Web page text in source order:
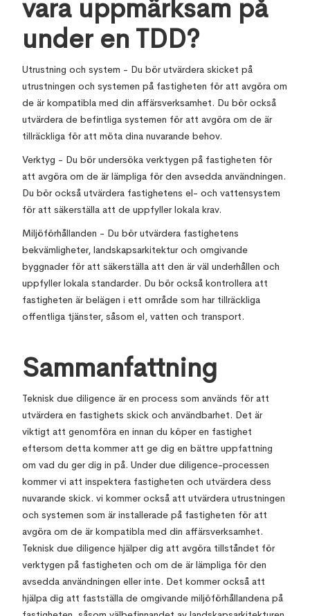
vara uppmärksam på
under en TDD?
Utrustning och system - Du bör utvärdera skicket på
utrustningen och systemen på fastigheten för att avgöra om
de är kompatibla med din affärsverksamhet. Du bör också
utvärdera de befintliga systemen för att avgöra om de är
tillräckliga för att möta dina nuvarande behov.
Verktyg - Du bör undersöka verktygen på fastigheten för
att avgöra om de är lämpliga för den avsedda användningen.
Du bör också utvärdera fastighetens el- och vattensystem
för att säkerställa att de uppfyller lokala krav.
Miljöförhållanden - Du bör utvärdera fastighetens
bekvämligheter, landskapsarkitektur och omgivande
byggnader för att säkerställa att den är väl underhållen och
uppfyller lokala standarder. Du bör också kontrollera att
fastigheten är belägen i ett område som har tillräckliga
offentliga tjänster, såsom el, vatten och transport.
Sammanfattning
Teknisk due diligence är en process som används för att
utvärdera en fastighets skick och användbarhet. Det är
viktigt att genomföra en innan du köper en fastighet
eftersom detta kommer att ge dig en bättre uppfattning
om vad du ger dig in på. Under due diligence-processen
kommer vi att inspektera fastigheten och utvärdera dess
nuvarande skick. vi kommer också att utvärdera utrustningen
och systemen som är installerade på fastigheten för att
avgöra om de är kompatibla med din affärsverksamhet.
Teknisk due diligence hjälper dig att avgöra tillståndet för
verktygen på fastigheten och om de är lämpliga för den
avsedda användningen eller inte. Det kommer också att
hjälpa dig att fastställa de omgivande miljöförhållandena på